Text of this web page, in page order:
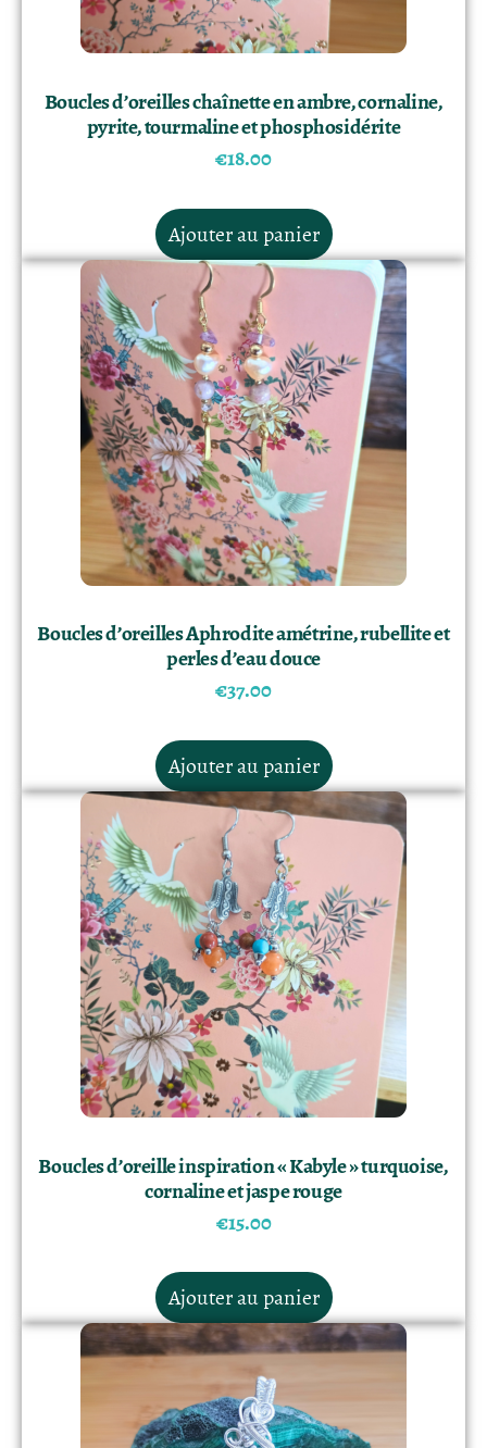
Boucles d’oreilles chaînette en ambre, cornaline,
pyrite, tourmaline et phosphosidérite
€18.00
Ajouter au panier
Boucles d’oreilles Aphrodite amétrine, rubellite et
perles d’eau douce
€37.00
Ajouter au panier
Boucles d’oreille inspiration « Kabyle » turquoise,
cornaline et jaspe rouge
€15.00
Ajouter au panier